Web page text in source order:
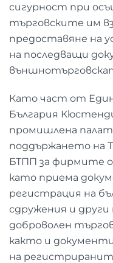
сигурност при
търговските им
предоставяне на
на последващи
Като част от
България
промишлена
поддържането на
БТПП за фирмите
като приема
регистрация на
сдружения и
доброволен
както и
на